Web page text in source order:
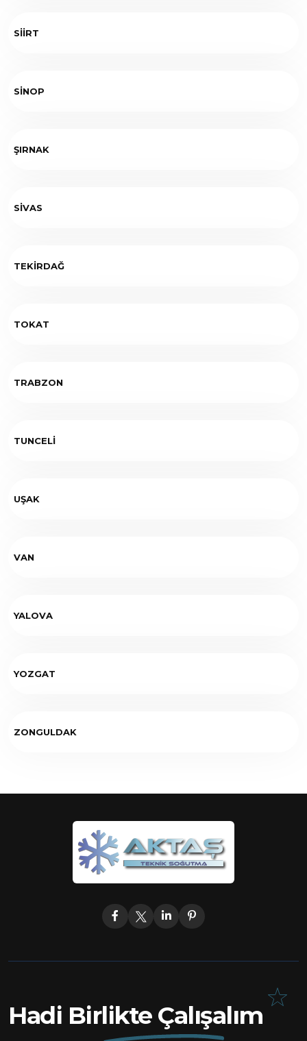
SİİRT
SİNOP
ŞIRNAK
SİVAS
TEKİRDAĞ
TOKAT
TRABZON
TUNCELİ
UŞAK
VAN
YALOVA
YOZGAT
ZONGULDAK
Hadi Birlikte Çalışalım